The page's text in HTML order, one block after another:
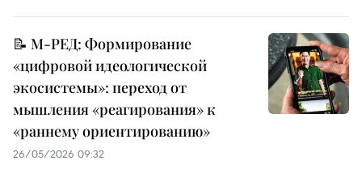
📝 М-РЕД: Формирование
«цифровой идеологической
экосистемы»: переход от
мышления «реагирования» к
«раннему ориентированию»
26/05/2026 09:32